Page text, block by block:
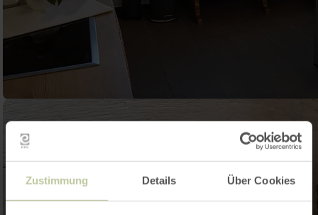
Zustimmung Details Über Cookies